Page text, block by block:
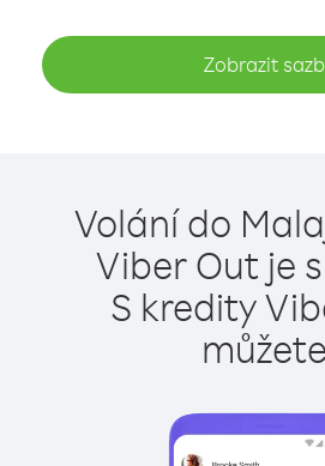
Zobrazit
Volání do
Viber Out je
S kredity